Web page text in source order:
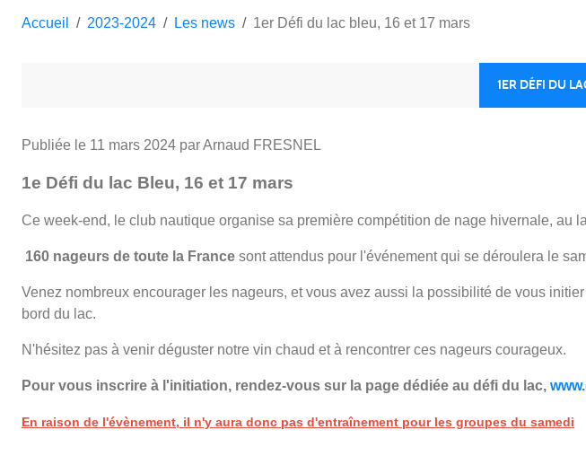
Accueil 2023-2024 Les news 1er Défi du lac bleu, 16 et 17 mars
1ER DÉFI DU
Publiée le 11 mars 2024 par Arnaud FRESNEL
1e Défi du lac Bleu, 16 et 17 mars
Ce week-end, le club nautique organise sa première compétition de nage hivernale, au
160 nageurs de toute la France sont attendus pour l'événement qui se déroulera le
Venez nombreux encourager les nageurs, et vous avez aussi la possibilité de vous
bord du lac.
N'hésitez pas à venir déguster notre vin chaud et à rencontrer ces nageurs courageux.
Pour vous inscrire à l'initiation, rendez-vous sur la page dédiée au défi du lac,
En raison de l'évènement, il n'y aura donc pas d'entraînement pour les groupes du samedi